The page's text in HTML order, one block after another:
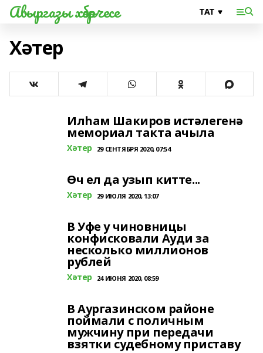
Авыргазы хәбәрчесе
Хәтер
Илһам​ Шакиров истәлегенә
мемориал такта ачыла
Хәтер 29 СЕНТЯБРЯ 2020, 07:54
Өч ел да узып китте...
Хәтер 29 ИЮЛЯ 2020, 13:07
В Уфе у чиновницы
конфисковали Ауди за
несколько миллионов
рублей
Хәтер 24 ИЮНЯ 2020, 08:59
В Аургазинском районе
поймали с поличным
мужчину при передачи
взятки судебному приставу